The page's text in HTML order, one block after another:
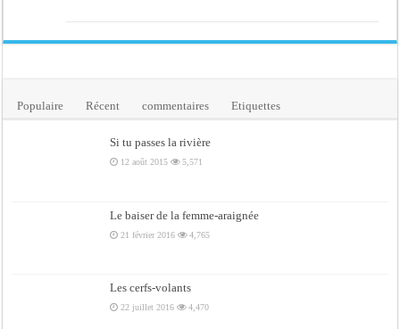
Populaire Récent commentaires Etiquettes
Si tu passes la rivière
12 août 2015 5,571
Le baiser de la femme-araignée
21 février 2016 4,765
Les cerfs-volants
22 juillet 2016 4,470